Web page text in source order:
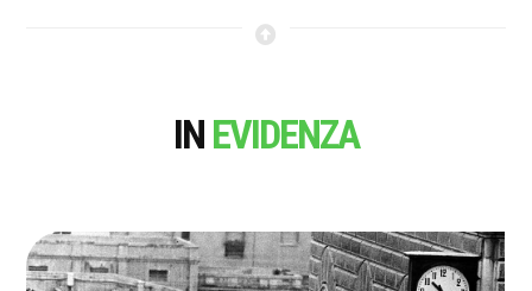
IN EVIDENZA